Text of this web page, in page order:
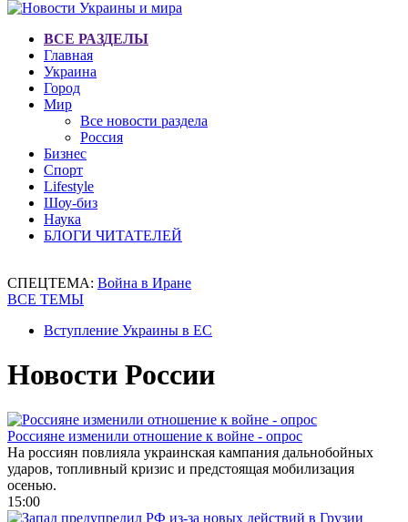
ВСЕ РАЗДЕЛЫ
Главная
Украина
Город
Мир
Все новости раздела
Россия
Бизнес
Спорт
Lifestyle
Шоу-биз
Наука
БЛОГИ ЧИТАТЕЛЕЙ
СПЕЦТЕМА: Война в Иране
ВСЕ ТЕМЫ
Вступление Украины в ЕС
Новости России
Россияне изменили отношение к войне - опрос
На россиян повлияла украинская кампания дальнобойных
ударов, топливный кризис и предстоящая мобилизация
осенью.
15:00